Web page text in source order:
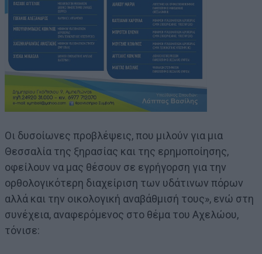
Οι δυσοίωνες προβλέψεις, που μιλούν για μια
Θεσσαλία της ξηρασίας και της ερημοποίησης,
οφείλουν να μας θέσουν σε εγρήγορση για την
ορθολογικότερη διαχείριση των υδάτινων πόρων
αλλά και την οικολογική αναβάθμισή τους», ενώ στη
συνέχεια, αναφερόμενος στο θέμα του Αχελώου,
τόνισε: